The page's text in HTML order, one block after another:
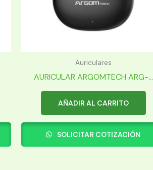
Auriculares
AURICULAR ARGOMTECH ARG-...
AÑADIR AL CARRITO
SOLICITAR COTIZACIÓN